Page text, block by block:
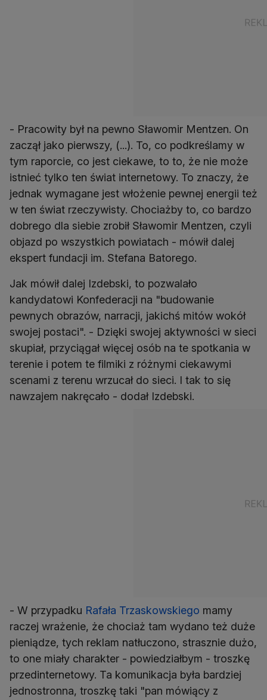
- Pracowity był na pewno Sławomir Mentzen. On
zaczął jako pierwszy, (...). To, co podkreślamy w
tym raporcie, co jest ciekawe, to to, że nie może
istnieć tylko ten świat internetowy. To znaczy, że
jednak wymagane jest włożenie pewnej energii też
w ten świat rzeczywisty. Chociażby to, co bardzo
dobrego dla siebie zrobił Sławomir Mentzen, czyli
objazd po wszystkich powiatach - mówił dalej
ekspert fundacji im. Stefana Batorego.
Jak mówił dalej Izdebski, to pozwalało
kandydatowi Konfederacji na "budowanie
pewnych obrazów, narracji, jakichś mitów wokół
swojej postaci". - Dzięki swojej aktywności w sieci
skupiał, przyciągał więcej osób na te spotkania w
terenie i potem te filmiki z różnymi ciekawymi
scenami z terenu wrzucał do sieci. I tak to się
nawzajem nakręcało - dodał Izdebski.
- W przypadku Rafała Trzaskowskiego mamy
raczej wrażenie, że chociaż tam wydano też duże
pieniądze, tych reklam natłuczono, strasznie dużo,
to one miały charakter - powiedziałbym - troszkę
przedinternetowy. Ta komunikacja była bardziej
jednostronna, troszkę taki "pan mówiący z